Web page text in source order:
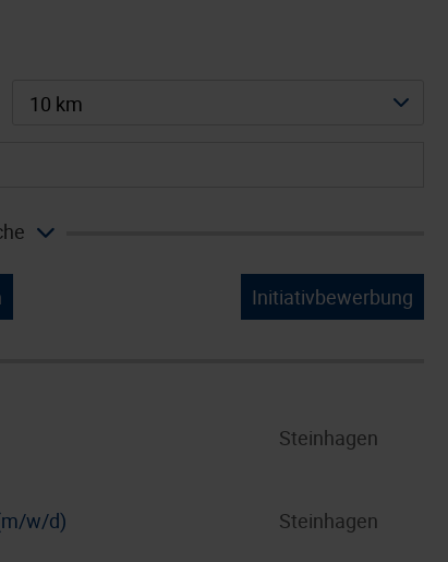
10 km
Initiativbewerbung
Steinhagen
w/d)
Steinhagen